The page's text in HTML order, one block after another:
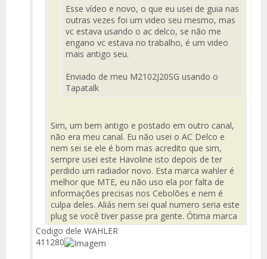
Esse vídeo e novo, o que eu usei de guia nas
outras vezes foi um video seu mesmo, mas
vc estava usando o ac delco, se não me
engano vc estava no trabalho, é um video
mais antigo seu.
Enviado de meu M2102J20SG usando o
Tapatalk
Sim, um bem antigo e postado em outro canal,
não era meu canal. Eu não usei o AC Delco e
nem sei se ele é bom mas acredito que sim,
sempre usei este Havoline isto depois de ter
perdido um radiador novo. Esta marca wahler é
melhor que MTE, eu não uso ela por falta de
informações precisas nos Cebolões e nem é
culpa deles. Aliás nem sei qual numero seria este
plug se você tiver passe pra gente. Ótima marca
Codigo dele WAHLER
411280